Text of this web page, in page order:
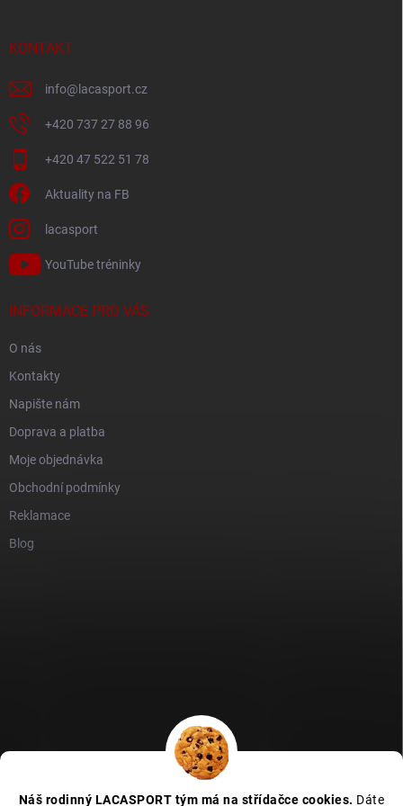
Náš rodinný LACASPORT tým má na střídačce cookies. Dáte
KONTAKT
info@ lacasport.cz
+420 737 27 88 96
+420 47 522 51 78
Aktuality na FB
lacasport
YouTube tréninky
INFORMACE PRO VÁS
O nás
Kontakty
Napište nám
Doprava a platba
Moje objednávka
Obchodní podmínky
Reklamace
Blog
Zboží recenze